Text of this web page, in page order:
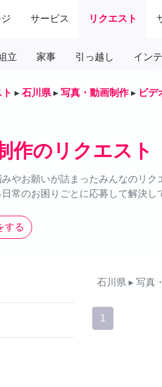
サービス リクエスト
立 家事 引っ越し イン
▸ 石川県 ▸ 写真・動画制作 ▸ ビデ
作のリクエスト
やお願いが詰まったみんなのリク
常のお困りごとに応募して解決し
する
石川県 ▸ 写真
1